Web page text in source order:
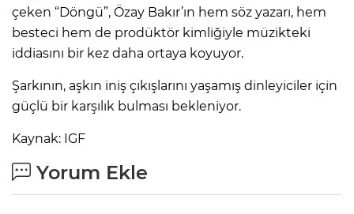
çeken “Döngü”, Özay Bakır’ın hem söz yazarı, hem
besteci hem de prodüktör kimliğiyle müzikteki
iddiasını bir kez daha ortaya koyuyor.
Şarkının, aşkın iniş çıkışlarını yaşamış dinleyiciler için
güçlü bir karşılık bulması bekleniyor.
Kaynak: IGF
Yorum Ekle